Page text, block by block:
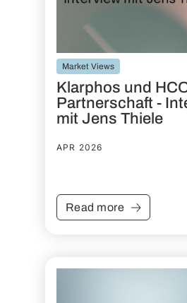
Market Views
Klarphos und
Partnerschaft -
mit Jens Thiele
APR 2026
Read more